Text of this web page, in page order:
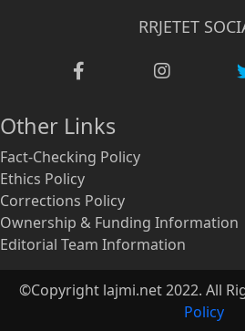
RRJETET
Other Links
Fact-Checking Policy
Ethics Policy
Corrections Policy
Ownership & Funding Information
Editorial Team Information
©Copyright lajmi.net 2022. All
Policy